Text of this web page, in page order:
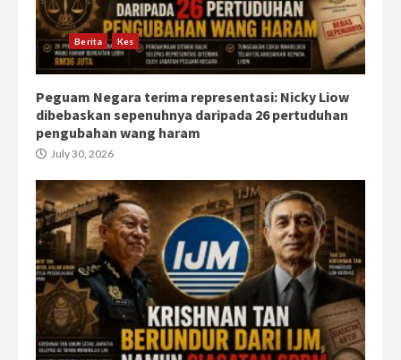
Berita Kes
Peguam Negara terima representasi: Nicky Liow
dibebaskan sepenuhnya daripada 26 pertuduhan
pengubahan wang haram
July 30, 2026